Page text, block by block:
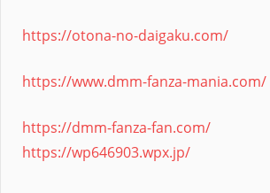
https://otona-no-daigaku.com/
https://www.dmm-fanza-mania.com/
https://dmm-fanza-fan.com/
https://wp646903.wpx.jp/